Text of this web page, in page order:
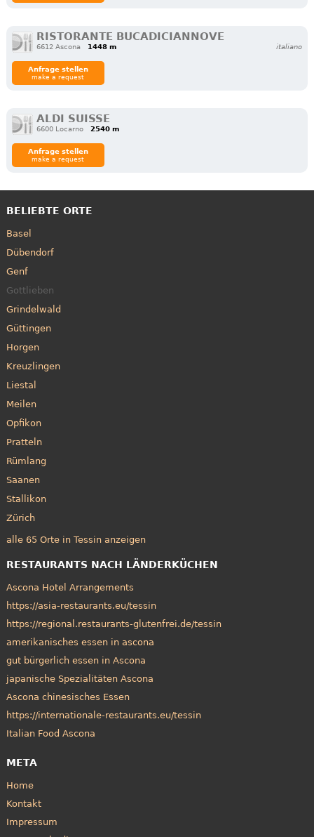
RISTORANTE BUCADICIANNOVE
6612 Ascona 1448 m italiano
Anfrage stellen
make a request
ALDI SUISSE
6600 Locarno 2540 m
Anfrage stellen
make a request
BELIEBTE ORTE
Basel
Dübendorf
Genf
Gottlieben
Grindelwald
Güttingen
Horgen
Kreuzlingen
Liestal
Meilen
Opfikon
Pratteln
Rümlang
Saanen
Stallikon
Zürich
alle 65 Orte in Tessin anzeigen
RESTAURANTS NACH LÄNDERKÜCHEN
Ascona Hotel Arrangements
https://asia-restaurants.eu/tessin
https://regional.restaurants-glutenfrei.de/tessin
amerikanisches essen in ascona
gut bürgerlich essen in Ascona
japanische Spezialitäten Ascona
Ascona chinesisches Essen
https://internationale-restaurants.eu/tessin
Italian Food Ascona
META
Home
Kontakt
Impressum